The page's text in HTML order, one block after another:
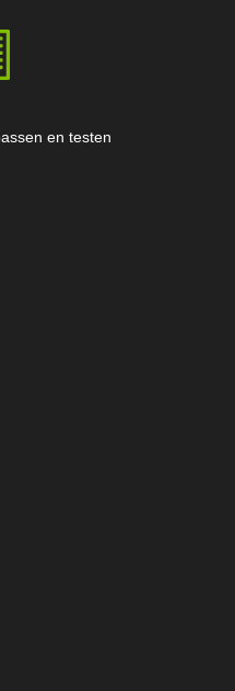
en testen